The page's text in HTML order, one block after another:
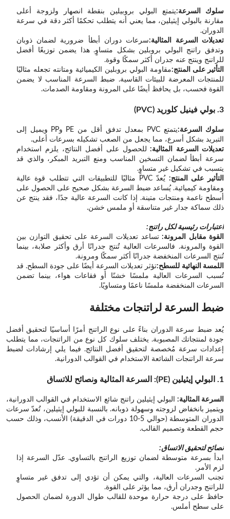
سلوك السرعة:يتمتع البولي بروبيلين بنقطة انصهار ولزوجة أعلى
مقارنة بالبولي إيثيلين، مما يعني أنه يتطلب تحكمًا أكثر دقة في سرعة
الدوران.
تعديلات السرعة المثالية:سرعات دوران أبطأ ضرورية لضمان ذوبان
وتدفق راتنج البولي بروبلين بشكل متساوٍ. هذا يضمن توزيعًا أفضل
للراتنج وينتج عنه جدران أكثر سمكًا وقوة.
التأثير على المنتج:مقاومة البولي بروبلين الكيميائية ومتانته تجعله مثاليًا
للمنتجات المعرضة للبيئات القاسية. ضبط السرعة المناسب لا يضمن
القوة فحسب، بل يحافظ أيضًا على المرونة ومقاومة الصدمات.
3. بولي فينيل كلوريد (PVC)
سلوك السرعة:
يتمتع PVC بمعدل تدفق أقل من PE وPP ويميل إلى
التبريد بشكل أسرع، مما يجعل من الصعب تشكيله بسرعات أعلى.
تعديلات السرعة المثالية: للحصول على أفضل النتائج، يلزم استخدام
سرعة أبطأ لضمان التسخين المناسب ومنع التبريد المبكر، والذي قد
يتسبب في تشكيل غير متساوٍ.
التأثير على المنتج:
يُعدّ PVC مثاليًا للتطبيقات التي تتطلب قوة عالية
ومقاومة كيميائية. يُساعد ضبط السرعة بشكل صحيح على الحصول على
أسطح ناعمة ومنتجات متينة. إذا كانت السرعة عالية جدًا، فقد ينتج عن
ذلك سماكة جدار غير متناسقة أو ملمس خشن.
اعتبارات رئيسية لكل راتنج:
القوة مقابل المرونة: تساعد تعديلات السرعة على تحقيق التوازن بين
القوة والمرونة. فالسرعات العالية تُنتج جدرانًا أرق وأكثر صلابة، بينما
تُنتج السرعات المنخفضة جدرانًا أكثر سمكًا ومرونة.
اللمسة النهائية للسطح:تؤثر تعديلات السرعة أيضًا على جودة السطح. قد
تُسبب السرعات العالية ملمسًا خشنًا أو فقاعات هواء، بينما تضمن
السرعات المنخفضة ملمسًا ناعمًا ومتساويًا.
ضبط السرعة لراتنجات مختلفة
يُعد ضبط سرعة الدوران بناءً على نوع الراتنج أمرًا أساسيًا لتحقيق أفضل
جودة لمنتجاتك المصبوبة. يختلف سلوك كل نوع من الراتنجات، مما يتطلب
إعدادات سرعة مُخصصة لتحقيق أفضل النتائج. فيما يلي إرشادات لضبط
سرعة الراتنجات الشائعة الاستخدام في القوالب الدورانية.
1. البولي إيثيلين (PE): السرعة المثالية ونصائح للاتساق
السرعة المثالية:
البولي إيثيلين راتنج شائع الاستخدام في القوالب الدورانية،
ويتميز بانخفاض لزوجته وسهولة ذوبانه. بالنسبة للبولي إيثيلين، تُعدّ سرعات
الدوران المتوسطة (حوالي 5-10 دورات في الدقيقة) الأنسب، وذلك حسب
حجم القطعة وتصميم القالب.
نصائح لتحقيق الاتساق:
ابدأ بسرعة متوسطة لضمان توزيع الراتنج بالتساوي. عدّل السرعة إذا
لزم الأمر.
تجنب السرعات العالية، والتي يمكن أن تؤدي إلى تدفق غير متساوٍ
للراتنج وجدران أرق، مما يؤثر على القوة.
حافظ على درجة حرارة موحدة للقالب طوال الدورة لضمان الحصول
على سطح أملس.